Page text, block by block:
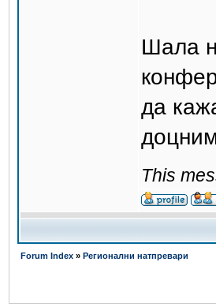
Шала
да
This
Forum Index » Регионални натпревари